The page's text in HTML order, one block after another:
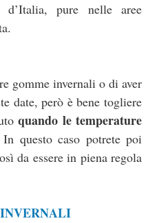
pure nelle aree
gomme invernali o di aver
date, però è bene togliere
quando le temperature
questo caso potrete poi
da essere in piena regola